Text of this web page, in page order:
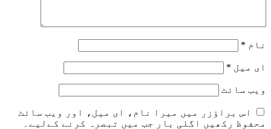
نام *
ای میل *
ویب‌ سائٹ
اس براؤزر میں میرا نام، ای میل، اور ویب سائٹ
محفوظ رکھیں اگلی بار جب میں تبصرہ کرنے کےلیے۔